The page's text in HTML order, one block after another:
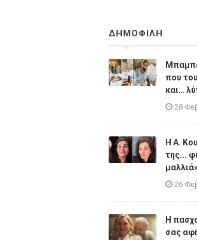
ΔΗΜΟΦΙΛΗ
που
και…
28
Η A.
της...
26
Η
σας